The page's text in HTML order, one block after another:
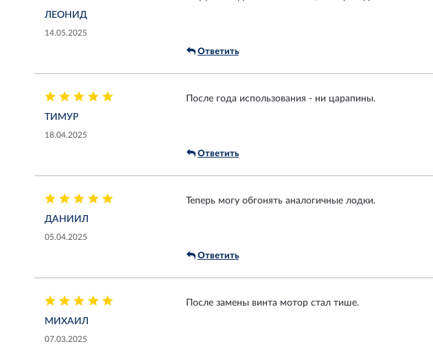
ЛЕОНИД
14.05.2025
Ответить
ТИМУР
18.04.2025
После года использования - ни царапины.
Ответить
ДАНИИЛ
05.04.2025
Теперь могу обгонять аналогичные лодки.
Ответить
МИХАИЛ
07.03.2025
После замены винта мотор стал тише.